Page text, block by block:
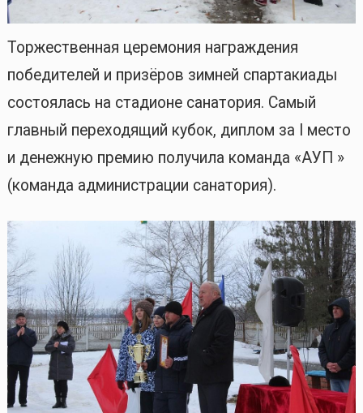
Торжественная церемония награждения
победителей и призёров зимней спартакиады
состоялась на стадионе санатория. Самый
главный переходящий кубок, диплом за I место
и денежную премию получила команда «АУП »
(команда администрации санатория).